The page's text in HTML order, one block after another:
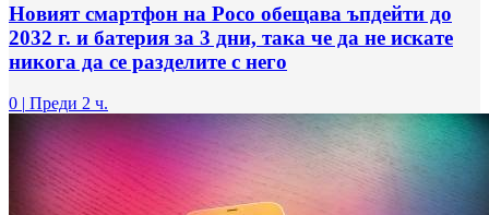
Новият смартфон на Poco обещава ъпдейти до
2032 г. и батерия за 3 дни, така че да не искате
никога да се разделите с него
0 | Преди 2 ч.